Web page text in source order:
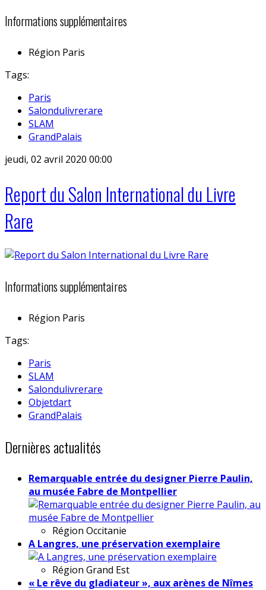
Informations supplémentaires
Région Paris
Tags:
Paris
Salondulivrerare
SLAM
GrandPalais
jeudi, 02 avril 2020 00:00
Report du Salon International du Livre
Rare
Informations supplémentaires
Région Paris
Tags:
Paris
SLAM
Salondulivrerare
Objetdart
GrandPalais
Dernières actualités
Remarquable entrée du designer Pierre Paulin,
au musée Fabre de Montpellier
Région Occitanie
A Langres, une préservation exemplaire
Région Grand Est
« Le rêve du gladiateur », aux arènes de Nîmes